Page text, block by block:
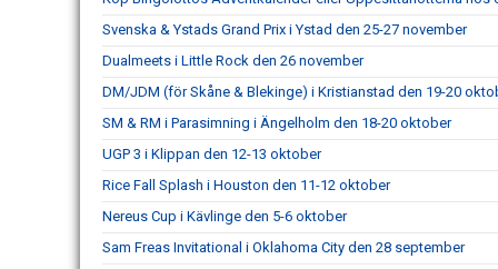
Svenska & Ystads Grand Prix i Ystad den 25-27 november
Dualmeets i Little Rock den 26 november
DM/JDM (för Skåne & Blekinge) i Kristianstad den 19-20
SM & RM i Parasimning i Ängelholm den 18-20 oktober
UGP 3 i Klippan den 12-13 oktober
Rice Fall Splash i Houston den 11-12 oktober
Nereus Cup i Kävlinge den 5-6 oktober
Sam Freas Invitational i Oklahoma City den 28 september